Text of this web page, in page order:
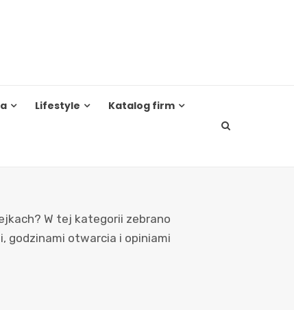
Lifestyle Katalog firm
W tej kategorii zebrano
godzinami otwarcia i opiniami